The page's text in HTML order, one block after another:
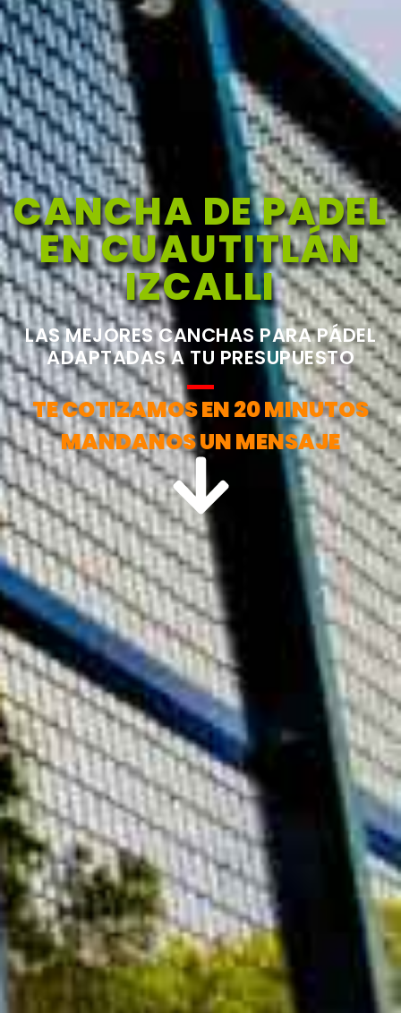
CANCHA DE PADEL
EN CUAUTITLÁN
IZCALLI
LAS MEJORES CANCHAS PARA PÁDEL
ADAPTADAS A TU PRESUPUESTO
TE COTIZAMOS EN 20 MINUTOS
MANDANOS UN MENSAJE